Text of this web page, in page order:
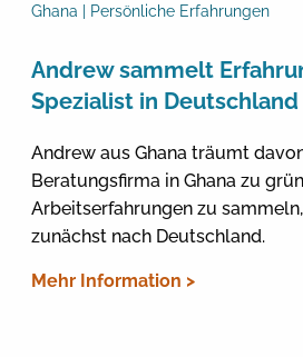
Ghana | Persönliche Erfahrungen
Andrew sammelt
Spezialist in Deutschland
Andrew aus Ghana träumt
Beratungsfirma in Ghana zu
Arbeitserfahrungen zu
zunächst nach Deutschland.
Mehr Information >